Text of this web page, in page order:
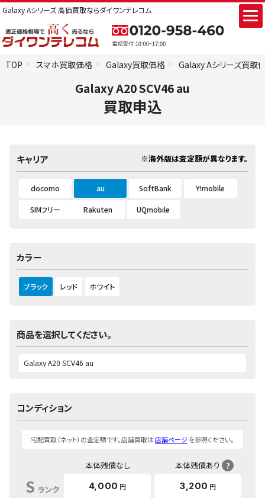
Galaxy Aシリーズ 高価買取ならダイワンテレコム
TOP スマホ買取価格 Galaxy買取価格 Galaxy Aシリーズ買取
Galaxy A20 SCV46 au
買取申込
キャリア ※海外版は査定額が異なります。
docomo au SoftBank Y!mobile
SIMフリー Rakuten UQmobile
カラー
ブラック レッド ホワイト
商品を選択してください。
コンディション
宅配買取（ネット）の査定額です。店舗買取は店舗ページを参照ください。
本体残債なし 本体残債あり ?
S ランク 4,000 円 3,200 円